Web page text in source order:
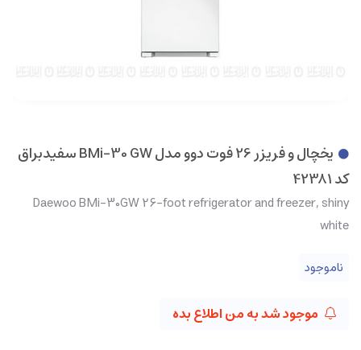
یخچال و فریزر 26 فوت دوو مدل BMi-30 GW سفیدبراق
کد 42381
Daewoo BMi-30GW 26-foot refrigerator and freezer, shiny
white
ناموجود
موجود شد به من اطلاع بده